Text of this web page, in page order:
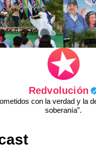
Redvolución
con la verdad y la
soberanía”.